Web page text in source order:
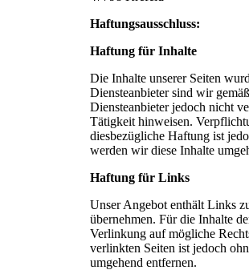
Haftungsausschluss:
Haftung für Inhalte
Die Inhalte unserer Seiten
Diensteanbieter sind wir
Diensteanbieter jedoch nicht
Tätigkeit hinweisen.
diesbezügliche Haftung ist
werden wir diese Inhalte
Haftung für Links
Unser Angebot enthält Links
übernehmen. Für die Inhalte
Verlinkung auf mögliche
verlinkten Seiten ist jedoch
umgehend entfernen.